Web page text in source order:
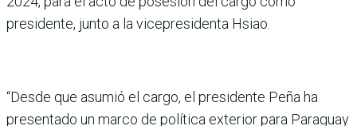
presidente, junto a la vicepresidenta Hsiao.
“Desde que asumió el cargo, el presidente Peña ha
presentado un marco de política exterior para Paraguay